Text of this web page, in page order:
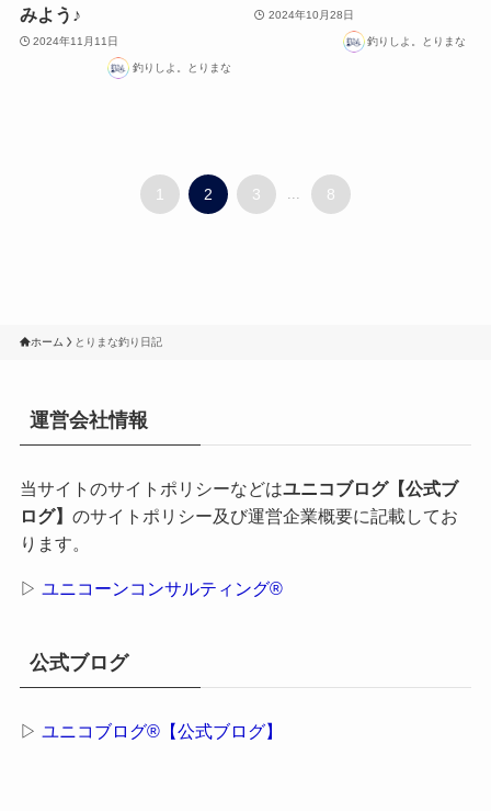
みよう♪
2024年11月11日
釣りしよ。とりまな
2024年10月28日
釣りしよ。とりまな
1 2 3 8
ホーム とりまな釣り日記
運営会社情報
当サイトのサイトポリシーなどはユニコブログ【公式ブ
ログ】 のサイトポリシー及び運営企業概要に記載してお
ります。
▷ ユニコーンコンサルティング®
公式ブログ
▷ ユニコブログ®【公式ブログ】